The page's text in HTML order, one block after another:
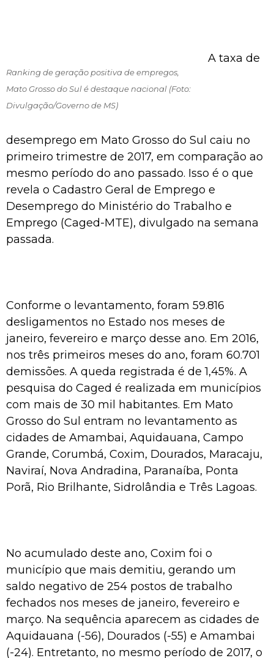
Ranking de geração positiva de empregos,
Mato Grosso do Sul é destaque nacional (Foto:
Divulgação/Governo de MS)
A taxa de
desemprego em Mato Grosso do Sul caiu no
primeiro trimestre de 2017, em comparação ao
mesmo período do ano passado. Isso é o que
revela o Cadastro Geral de Emprego e
Desemprego do Ministério do Trabalho e
Emprego (Caged-MTE), divulgado na semana
passada.
Conforme o levantamento, foram 59.816
desligamentos no Estado nos meses de
janeiro, fevereiro e março desse ano. Em 2016,
nos três primeiros meses do ano, foram 60.701
demissões. A queda registrada é de 1,45%. A
pesquisa do Caged é realizada em municípios
com mais de 30 mil habitantes. Em Mato
Grosso do Sul entram no levantamento as
cidades de Amambai, Aquidauana, Campo
Grande, Corumbá, Coxim, Dourados, Maracaju,
Naviraí, Nova Andradina, Paranaíba, Ponta
Porã, Rio Brilhante, Sidrolândia e Três Lagoas.
No acumulado deste ano, Coxim foi o
município que mais demitiu, gerando um
saldo negativo de 254 postos de trabalho
fechados nos meses de janeiro, fevereiro e
março. Na sequência aparecem as cidades de
Aquidauana (-56), Dourados (-55) e Amambai
(-24). Entretanto, no mesmo período de 2017, o